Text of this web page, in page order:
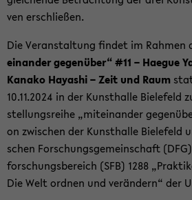
ven er­schlie­ßen.
Die Ver­an­stal­tung fin­det im Rah­men
ein­an­der ge­gen­über“ #11 – Ha­e­gue
Ka­na­ko Ha­ya­shi – Zeit und Raum
10.11.2024 in der Kunst­hal­le Bie­le­feld
stel­lungs­rei­he „mit­ein­an­der
on zwi­schen der Kunst­hal­le Bie­le­feld
schen For­schungs­ge­mein­schaft
for­schungs­be­reich (SFB) 1288
Die Welt ord­nen und ver­än­dern“ der